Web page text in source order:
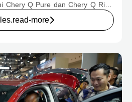
Chery Q Pure dan Chery Q Rizz,
kebutuhan mobilitas serta
berbeda.
more